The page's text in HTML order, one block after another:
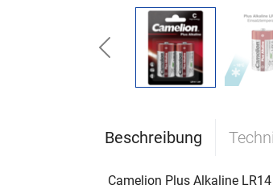
Previous
Beschreibung
Camelion Plus Alkaline